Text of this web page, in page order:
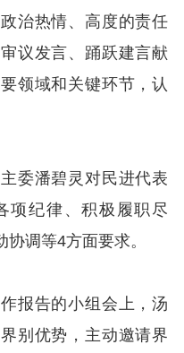
治热情、高度的责任
议发言、踊跃建言献
领域和关键环节，认
潘碧灵对民进代表
项纪律、积极履职尽
调等4方面要求。
告的小组会上，汤
别优势，主动邀请界